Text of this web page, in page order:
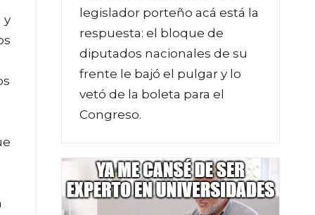
y
legislador porteño acá está la
respuesta: el bloque de
diputados nacionales de su
frente le bajó el pulgar y lo
vetó de la boleta para el
Congreso.